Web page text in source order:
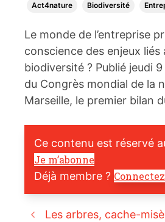
Act4nature Biodiversité
Le monde de l’entreprise
conscience des enjeux liés
biodiversité ? Publié jeudi
du Congrès mondial de la
Marseille, le premier bilan
Ce contenu est réservé
Je m’abonne
Déjà membre ?
Les arbres, cache-